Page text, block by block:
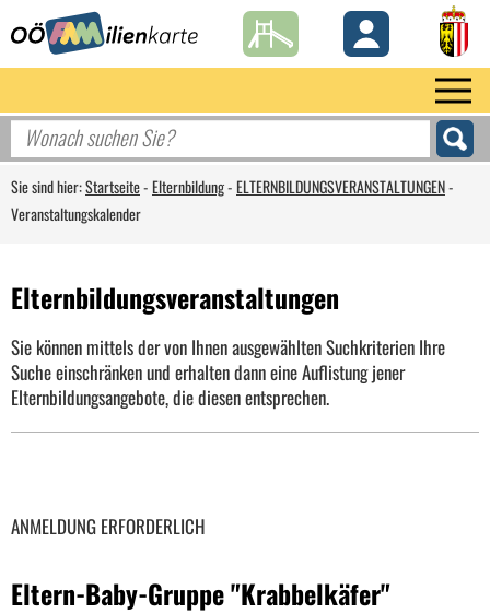
Sie sind hier:Startseite-Elternbildung-ELTERNBILDUNGSVERANSTALTUNGEN-
Veranstaltungskalender
Elternbildungsveranstaltungen
Sie können mittels der von Ihnen ausgewählten Suchkriterien Ihre
Suche einschränken und erhalten dann eine Auflistung jener
Elternbildungsangebote, die diesen entsprechen.
ANMELDUNG ERFORDERLICH
Eltern-Baby-Gruppe "Krabbelkäfer"